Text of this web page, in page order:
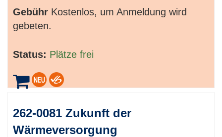
Gebühr Kostenlos, um Anmeldung wird
gebeten.
Status: Plätze frei
262-0081 Zukunft der
Wärmeversorgung